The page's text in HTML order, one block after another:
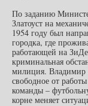
По заданию
Златоуст на
1954 году был
городка, где
работающей на
криминальная
милиция. Владимир
свободное от
команды –
корне меняет